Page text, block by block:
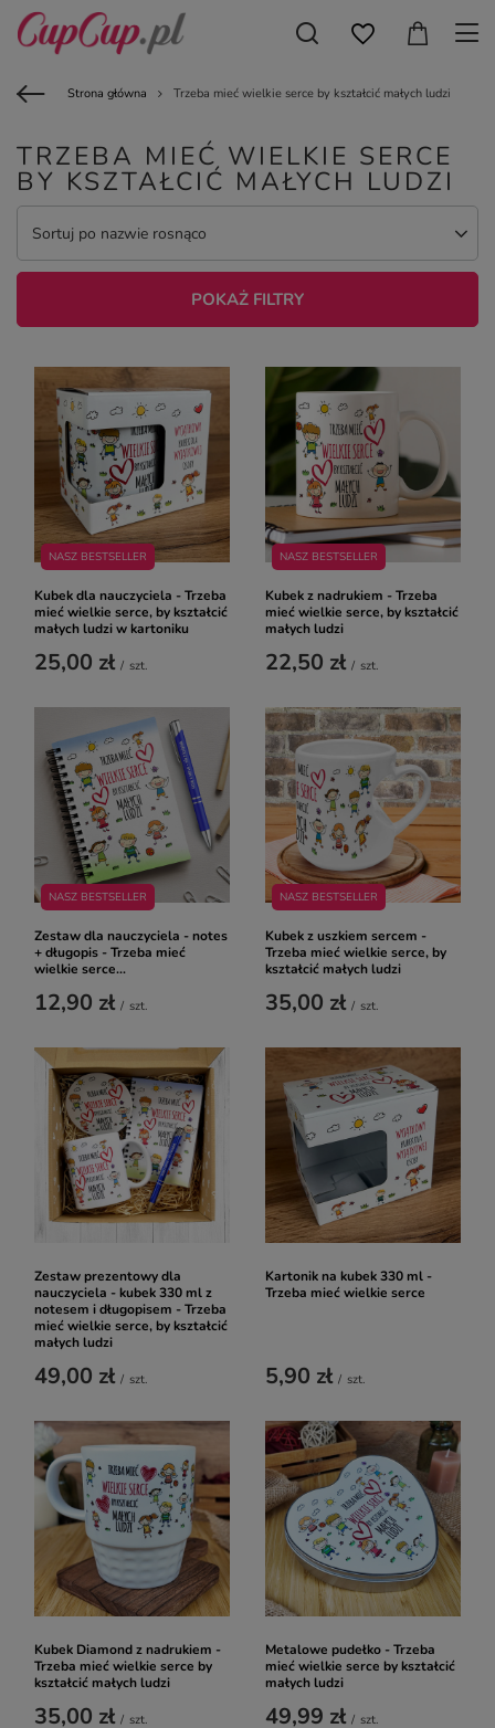
Strona główna Trzeba mieć wielkie serce by kształcić małych ludzi
TRZEBA MIEĆ WIELKIE SERCE
BY KSZTAŁCIĆ MAŁYCH LUDZI
Sortuj po nazwie rosnąco
POKAŻ FILTRY
NASZ BESTSELLER
Kubek dla nauczyciela - Trzeba
mieć wielkie serce, by kształcić
małych ludzi w kartoniku
25,00 zł / szt.
NASZ BESTSELLER
Kubek z nadrukiem - Trzeba
mieć wielkie serce, by kształcić
małych ludzi
22,50 zł / szt.
NASZ BESTSELLER
Zestaw dla nauczyciela - notes
+ długopis - Trzeba mieć
wielkie serce...
12,90 zł / szt.
NASZ BESTSELLER
Kubek z uszkiem sercem -
Trzeba mieć wielkie serce, by
kształcić małych ludzi
35,00 zł / szt.
Zestaw prezentowy dla
nauczyciela - kubek 330 ml z
notesem i długopisem - Trzeba
mieć wielkie serce, by kształcić
małych ludzi
49,00 zł / szt.
Kartonik na kubek 330 ml -
Trzeba mieć wielkie serce
5,90 zł / szt.
Kubek Diamond z nadrukiem -
Trzeba mieć wielkie serce by
kształcić małych ludzi
35,00 zł / szt.
Metalowe pudełko - Trzeba
mieć wielkie serce by kształcić
małych ludzi
49,99 zł / szt.